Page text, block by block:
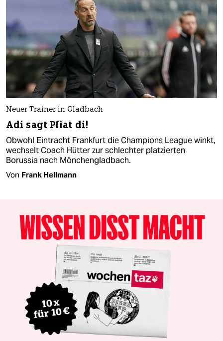
Neuer Trainer in Gladbach
Adi sagt Pfiat di!
Obwohl Eintracht Frankfurt die Champions League winkt,
wechselt Coach Hütter zur schlechter platzierten
Borussia nach Mönchengladbach.
Von Frank Hellmann